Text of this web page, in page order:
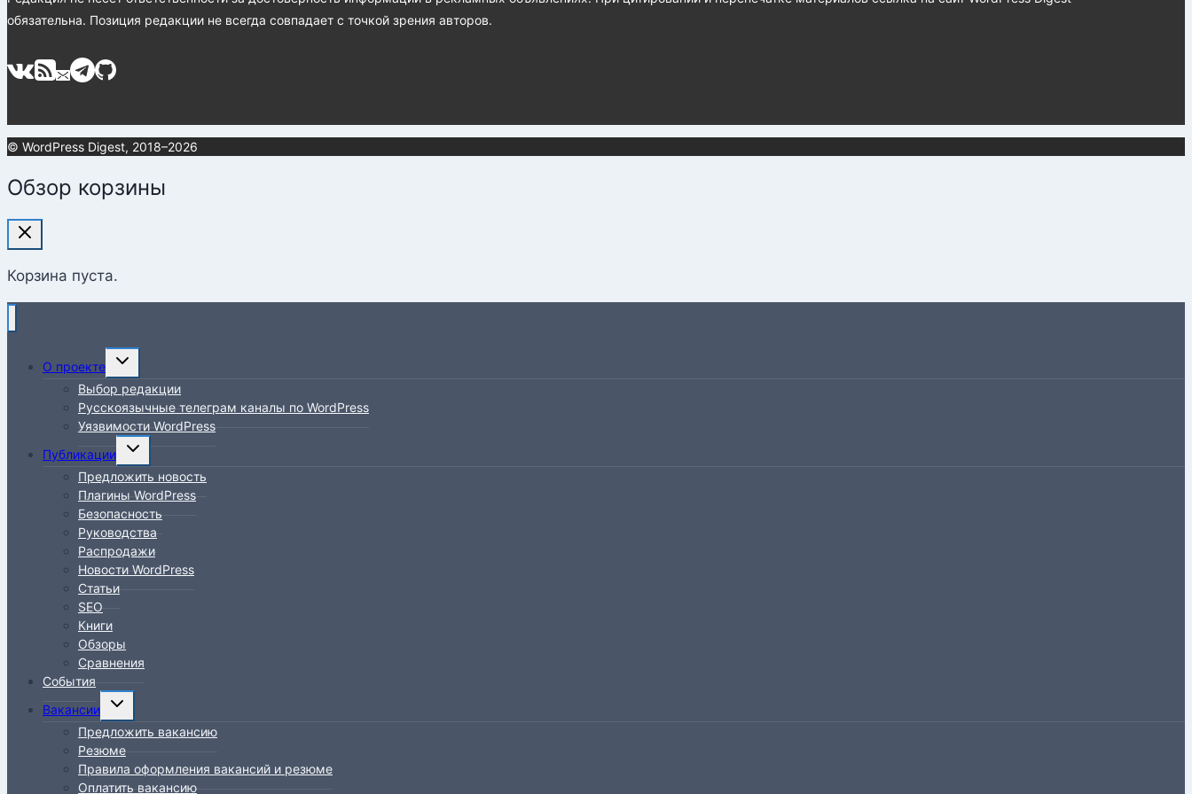
обязательна. Позиция редакции не всегда совпадает с точкой зрения авторов.
© WordPress Digest, 2018–2026
Обзор корзины
Корзина пуста.
О проекте
Переключить
дочернее
меню
Выбор редакции
Русскоязычные телеграм каналы по WordPress
Уязвимости WordPress
Публикации
Переключить
дочернее
меню
Предложить новость
Плагины WordPress
Безопасность
Руководства
Распродажи
Новости WordPress
Статьи
SEO
Книги
Обзоры
Сравнения
События
Вакансии
Переключить
дочернее
меню
Предложить вакансию
Резюме
Правила оформления вакансий и резюме
Оплатить вакансию